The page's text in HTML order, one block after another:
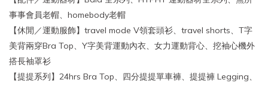
事事會員老帽、homebody老帽
【休閒／運動服飾】travel mode V領套頭衫、travel shorts、T字
美背兩穿Bra Top、Y字美背運動內衣、女力運動背心、挖袖心機外
搭長袖罩衫
【提提系列】24hrs Bra Top、四分提提單車褲、提提褲 Legging、